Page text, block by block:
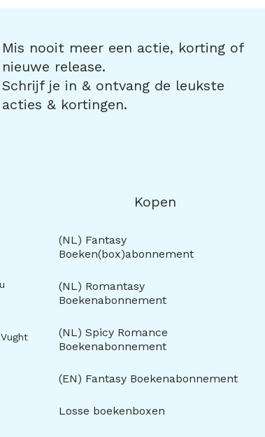
Mis nooit meer een actie, korting of
nieuwe release.
Schrijf je in & ontvang de leukste
acties & kortingen.
Kopen
(NL) Fantasy
Boeken(box)abonnement
(NL) Romantasy
Boekenabonnement
(NL) Spicy Romance
Boekenabonnement
(EN) Fantasy Boekenabonnement
Losse boekenboxen